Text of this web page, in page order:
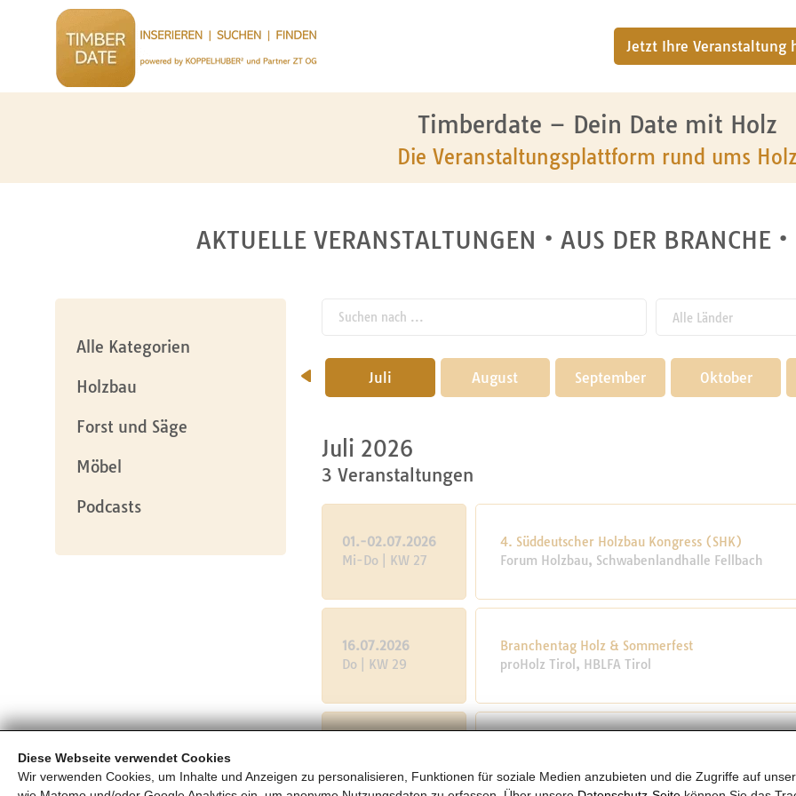
Diese Webseite verwendet Cookies
Wir verwenden Cookies, um Inhalte und Anzeigen zu personalisieren, Funktionen für soziale Medien anzubieten und die Zugriffe auf
Jetzt Ihre Veranstaltung
Timberdate – Dein Date mit Holz
Die Veranstaltungsplattform rund ums Holz
AKTUELLE VERANSTALTUNGEN • AUS DER BRANCHE
Alle Kategorien
Holzbau
Forst und Säge
Möbel
Podcasts
Suchen nach ...
pw_l
Juli August September Oktober
Juli 2026
3 Veranstaltungen
01.-02.07.2026
Mi-Do | KW 27
4. Süddeutscher Holzbau Kongress (SHK)
Forum Holzbau, Schwabenlandhalle Fellbach
16.07.2026
Do | KW 29
Branchentag Holz & Sommerfest
proHolz Tirol, HBLFA Tirol
17.07.2026
Fr | KW 29
Wiederverwendung“
Karlsruher Institut für Technologie, Karlsruher